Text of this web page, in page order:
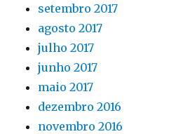
setembro 2017
agosto 2017
julho 2017
junho 2017
maio 2017
dezembro 2016
novembro 2016